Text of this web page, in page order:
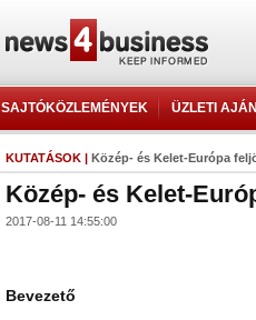
SAJTÓKÖZLEMÉNYEK ÜZLETI
KUTATÁSOK | Közép- és Kelet-Európa
Közép- és Kelet-
2017-08-11 14:55:00
Bevezető